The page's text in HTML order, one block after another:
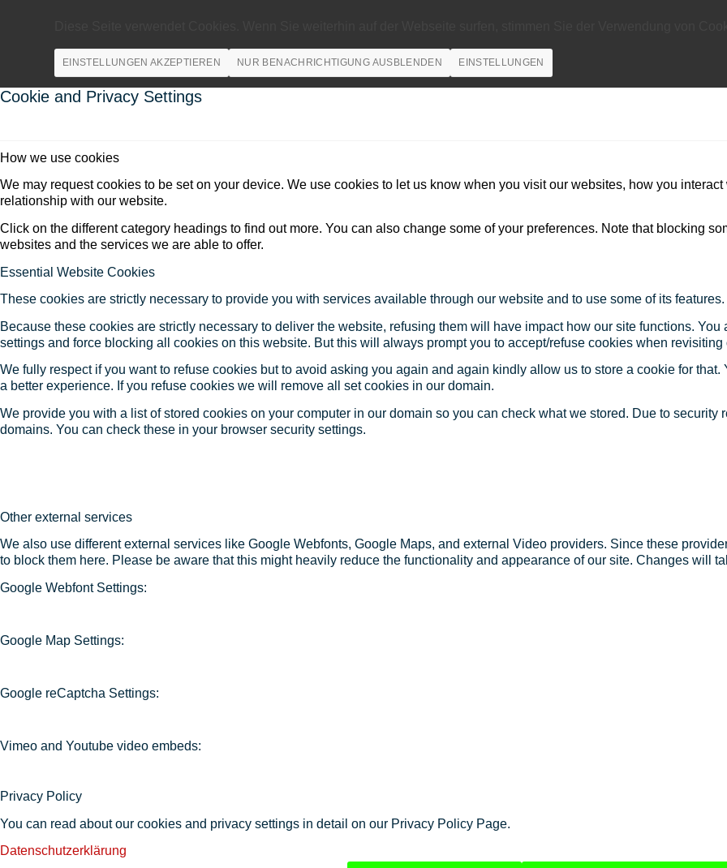
EINSTELLUNGEN AKZEPTIEREN NUR BENACHRICHTIGUNG AUSBLENDEN EINSTELLUNGEN
Cookie and Privacy Settings
How we use cookies
We may request cookies to be set on your device. We use cookies to let us know when you visit our websites, how you
relationship with our website.
Click on the different category headings to find out more. You can also change some of your preferences. Note that blocking
websites and the services we are able to offer.
Essential Website Cookies
These cookies are strictly necessary to provide you with services available through our website and to use some of its features.
Because these cookies are strictly necessary to deliver the website, refusing them will have impact how our site functions.
settings and force blocking all cookies on this website. But this will always prompt you to accept/refuse cookies when revisiting
We fully respect if you want to refuse cookies but to avoid asking you again and again kindly allow us to store a cookie for
a better experience. If you refuse cookies we will remove all set cookies in our domain.
We provide you with a list of stored cookies on your computer in our domain so you can check what we stored. Due to
domains. You can check these in your browser security settings.
Other external services
We also use different external services like Google Webfonts, Google Maps, and external Video providers. Since these
to block them here. Please be aware that this might heavily reduce the functionality and appearance of our site. Changes will
Google Webfont Settings:
Google Map Settings:
Google reCaptcha Settings:
Vimeo and Youtube video embeds:
Privacy Policy
You can read about our cookies and privacy settings in detail on our Privacy Policy Page.
Datenschutzerklärung